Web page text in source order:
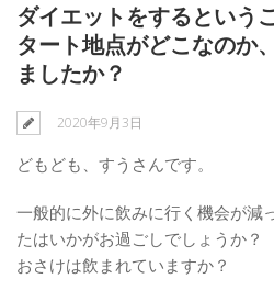
ダイエットをするという
タート地点がどこなのか
ましたか？
2020年9月3日
どもども、すうさんです。
一般的に外に飲みに行く機会が減
たはいかがお過ごしでしょうか？
おさけは飲まれていますか？